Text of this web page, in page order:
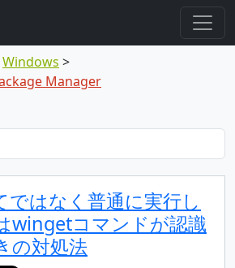
Windows
Manager
topic
ではなく普通に実行し
wingetコマンドが認識
の対処法